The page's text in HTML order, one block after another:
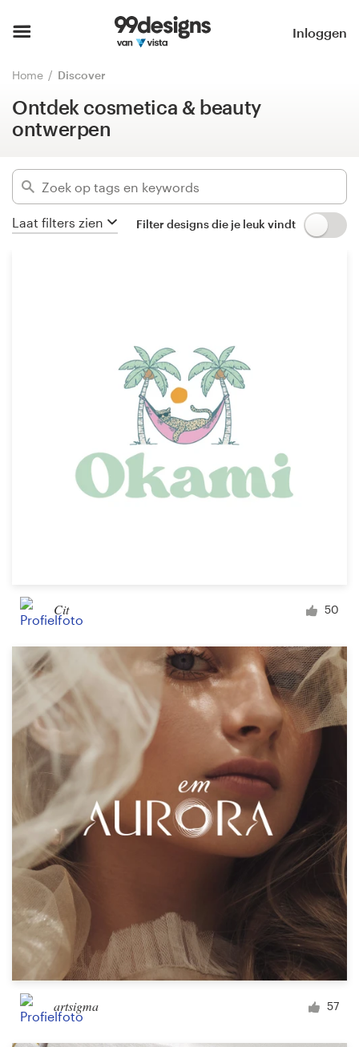
Inloggen
Home Discover
Ontdek cosmetica & beauty
ontwerpen
Laat filters zien Filter designs die je leuk vindt
Cit 50
artsigma 57
Blader door categorieën
Hoe het werkt
Inspiratie
99designs Pro
Ontwerpwedstrijden
Ontdek inspiratie
Ontvang
een
ontwerp
Logo-ontwerp
Visitekaartje
Webdesign
Merkgids
Blader door alle categorieën
Klantenservice
+49 30 568 377 84
Helpcentrum
Ontdek cosmetica & beauty
ontwerpen
cosmetics
Categorieën
Bedrijfssectoren